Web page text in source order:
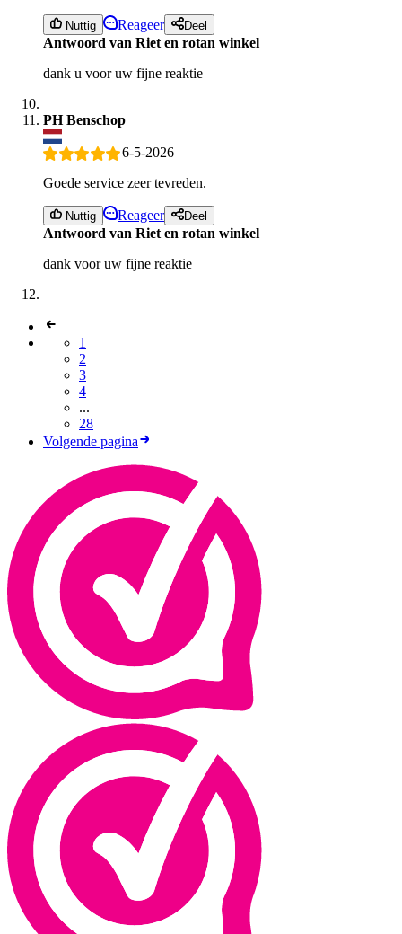
Nuttig Reageer Deel
Antwoord van Riet en rotan winkel
dank u voor uw fijne reaktie
PH Benschop
6-5-2026
Goede service zeer tevreden.
Nuttig Reageer Deel
Antwoord van Riet en rotan winkel
dank voor uw fijne reaktie
1
2
3
4
...
28
Volgende pagina